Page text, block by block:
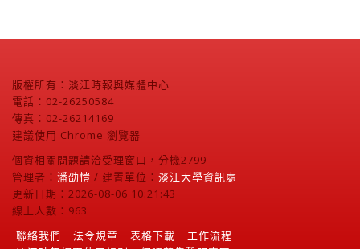
版權所有：淡江時報與媒體中心
電話：02-26250584
傳真：02-26214169
建議使用 Chrome 瀏覽器
個資相關問題請洽受理窗口，分機2799
管理者： 潘劭愷 / 建置單位： 淡江大學資訊處
更新日期：2026-08-06 10:21:43
線上人數：963
聯絡我們
法令規章 表格下載
工作流程